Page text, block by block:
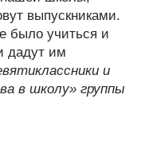
выпускниками.
было учиться и
дадут им
и
в школу» группы